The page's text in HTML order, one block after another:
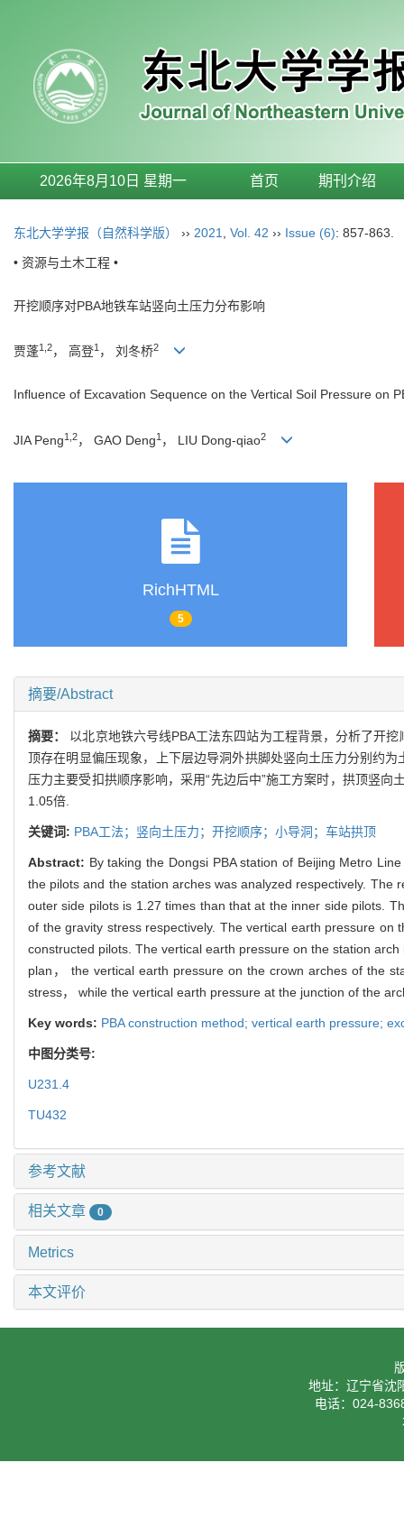
2026年8月10日 星期一 首页 期刊介绍
东北大学学报（自然科学版） ›› 2021 Vol. 42 ›› Issue (6): 857-863.
• 资源与土木工程 •
开挖顺序对PBA地铁车站竖向土压力分布影响
贾蓬1,2， 高登1 ， 刘冬桥2
Influence of Excavation Sequence on the Vertical Soil Pressure on
JIA Peng1,2， GAO Deng1 ， LIU Dong-qiao2
RichHTML
5
摘要/Abstract
摘要： 以北京地铁六号线PBA工法东四站为工程背景，分析了开
顶存在明显偏压现象，上下层边导洞外拱脚处竖向土压力分别约
压力主要受扣拱顺序影响，采用“先边后中”施工方案时，拱顶竖
1.05倍.
关键词: PBA工法；竖向土压力；开挖顺序；小导洞；车站拱顶
Abstract: By taking the Dongsi PBA station of Beijing Metro
the pilots and the station arches was analyzed respectively.
outer side pilots is 1.27 times than that at the inner side pilots.
of the gravity stress respectively. The vertical earth pressure
constructed pilots. The vertical earth pressure on the station
plan， the vertical earth pressure on the crown arches of the
stress， while the vertical earth pressure at the junction of the
Key words: PBA construction method; vertical earth pressure;
中图分类号:
U231.4
TU432
参考文献
相关文章 0
Metrics
本文评价
地址：辽宁省沈
电话：024-